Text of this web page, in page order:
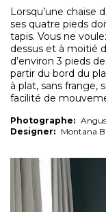
Lorsqu’une chaise
ses quatre pieds
tapis. Vous ne
dessus et à moitié
d’environ 3 pieds
partir du bord du
à plat, sans frange,
facilité de
Photographe:
Designer: Montana